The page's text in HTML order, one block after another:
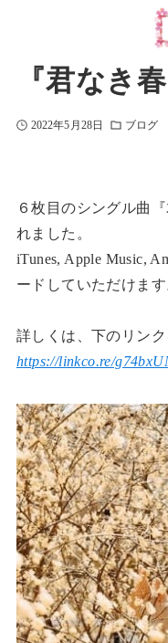
『君なき
2022年5月28日 ブログ
６枚目のシングル曲
れました。
iTunes, Apple Music,
ードしていただけます
詳しくは、下のリン
https://linkco.re/